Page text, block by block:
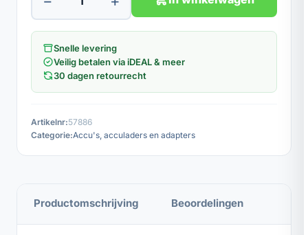
Snelle levering
Veilig betalen via iDEAL & meer
30 dagen retourrecht
Artikelnr:57886
Categorie:Accu's, acculaders en adapters
Productomschrijving Beoordelingen